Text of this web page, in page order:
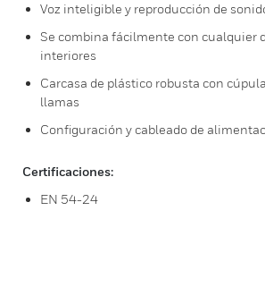
Voz inteligible y reproducción de
Se combina fácilmente con cualquier
interiores
Carcasa de plástico robusta con
llamas
Configuración y cableado de
Certificaciones:
EN 54-24